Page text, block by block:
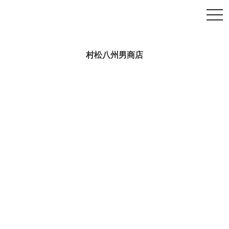
村松八州男商店